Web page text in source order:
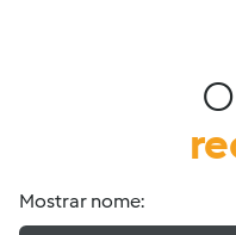
Mostrar nome: